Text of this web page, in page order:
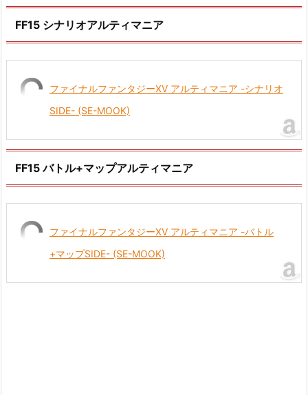
FF15 シナリオアルティマニア
ファイナルファンタジーXV アルティマニア -シナリオ
SIDE- (SE-MOOK)
FF15 バトル+マップアルティマニア
ファイナルファンタジーXV アルティマニア -バトル
+マップSIDE- (SE-MOOK)